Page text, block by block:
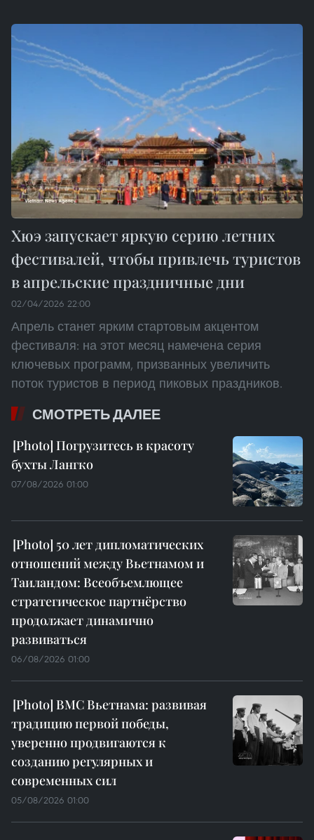
Хюэ запускает яркую серию летних
фестивалей, чтобы привлечь туристов
в апрельские праздничные дни
02/04/2026 22:00
Апрель станет ярким стартовым акцентом
фестиваля: на этот месяц намечена серия
ключевых программ, призванных увеличить
поток туристов в период пиковых праздников.
СМОТРЕТЬ ДАЛЕЕ
Погрузитесь в красоту
бухты Лангко
07/08/2026 01:00
50 лет дипломатических
отношений между Вьетнамом и
Таиландом: Всеобъемлющее
стратегическое партнёрство
продолжает динамично
развиваться
06/08/2026 01:00
ВМС Вьетнама: развивая
традицию первой победы,
уверенно продвигаются к
созданию регулярных и
современных сил
05/08/2026 01:00